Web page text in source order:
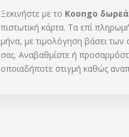
Ξεκινήστε με το Koongo
πιστωτική κάρτα. Τα επί
μήνα, με τιμολόγηση βάσει των
σας. Αναβαθμίστε ή
οποιαδήποτε στιγμή καθώς